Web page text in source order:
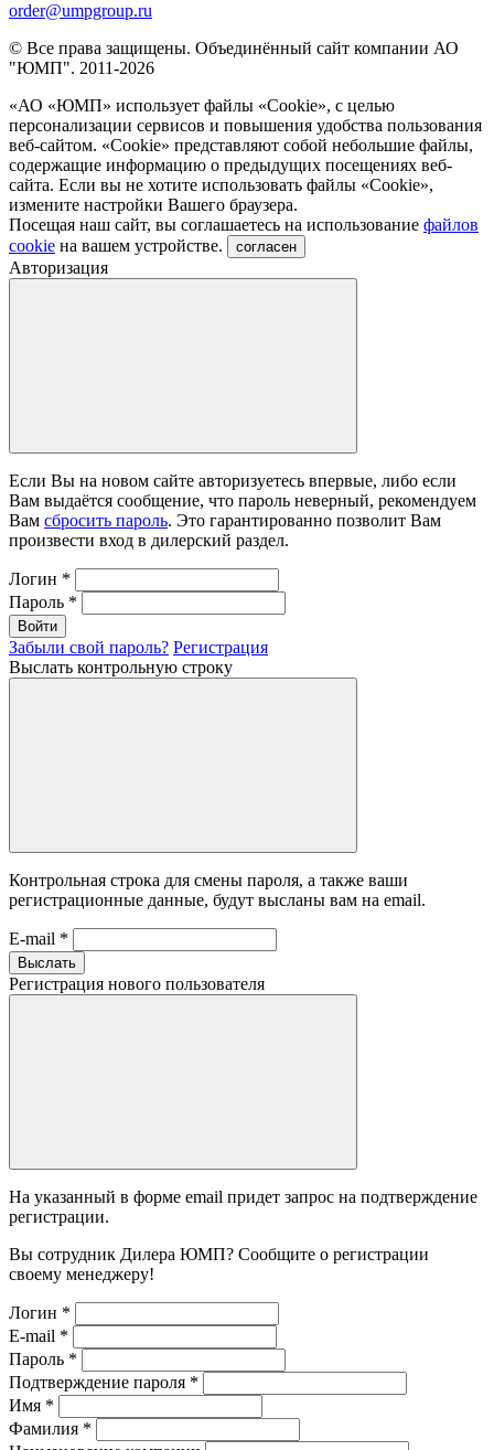
order@umpgroup.ru
© Все права защищены. Объединённый сайт компании АО
"ЮМП". 2011-2026
«АО «ЮМП» использует файлы «Сookie», с целью
персонализации сервисов и повышения удобства пользования
веб-сайтом. «Cookie» представляют собой небольшие файлы,
содержащие информацию о предыдущих посещениях веб-
сайта. Если вы не хотите использовать файлы «Сookie»,
измените настройки Вашего браузера.
Посещая наш сайт, вы соглашаетесь на использование файлов
cookie на вашем устройстве. согласен
Авторизация
Если Вы на новом сайте авторизуетесь впервые, либо если
Вам выдаётся сообщение, что пароль неверный, рекомендуем
Вам сбросить пароль. Это гарантированно позволит Вам
произвести вход в дилерский раздел.
Логин *
Пароль *
Войти
Забыли свой пароль? Регистрация
Выслать контрольную строку
Контрольная строка для смены пароля, а также ваши
регистрационные данные, будут высланы вам на email.
E-mail *
Выслать
Регистрация нового пользователя
На указанный в форме email придет запрос на подтверждение
регистрации.
Вы сотрудник Дилера ЮМП? Сообщите о регистрации
своему менеджеру!
Логин *
E-mail *
Пароль *
Подтверждение пароля *
Имя *
Фамилия *